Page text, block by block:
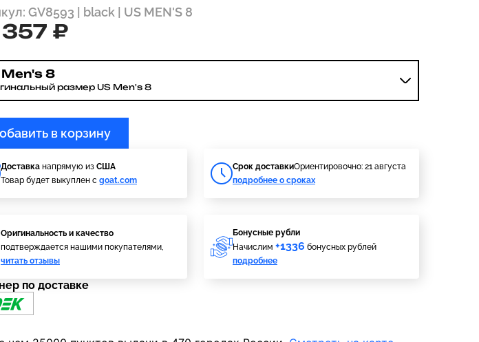
GV8593 | black | US MEN'S 8
357 ₽
Men's 8
размер US Men's 8
в корзину
Доставка напрямую из США
Товар будет выкуплен с goat.com
Cрок доставкиОриентировочно: 21 августа
подробнее о сроках
Оригинальность и качество
подтверждается нашими покупателями,
читать отзывы
Бонусные рубли
Начислим +1336 бонусных рублей
подробнее
по доставке